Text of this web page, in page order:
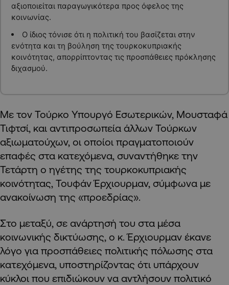
αξιοποιείται παραγωγικότερα προς όφελος της
κοινωνίας.
Ο ίδιος τόνισε ότι η πολιτική του βασίζεται στην
ενότητα και τη βούληση της τουρκοκυπριακής
κοινότητας, απορρίπτοντας τις προσπάθειες πρόκλησης
διχασμού.
Με τον Τούρκο Υπουργό Εσωτερικών, Μουσταφά
Τιφτσί, και αντιπροσωπεία άλλων Τούρκων
αξιωματούχων, οι οποίοι πραγματοποιούν
επαφές στα κατεχόμενα, συναντήθηκε την
Τετάρτη ο ηγέτης της τουρκοκυπριακής
κοινότητας, Τουφάν Έρχιουρμαν, σύμφωνα με
ανακοίνωση της «προεδρίας».
Στο μεταξύ, σε ανάρτησή του στα μέσα
κοινωνικής δικτύωσης, ο κ. Έρχιουρμαν έκανε
λόγο για προσπάθειες πολιτικής πόλωσης στα
κατεχόμενα, υποστηρίζοντας ότι υπάρχουν
κύκλοι που επιδιώκουν να αντλήσουν πολιτικό